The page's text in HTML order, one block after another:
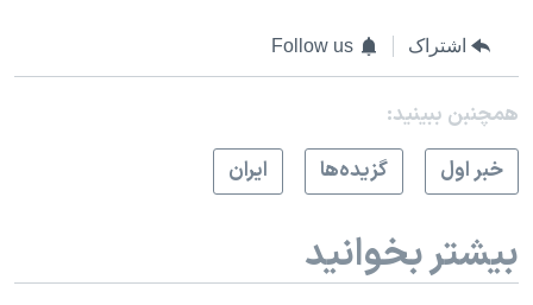
اشتراک Follow us
همچنبن ببینید:
خبر اول
گزيده‌ها ايران
بیشتر بخوانید